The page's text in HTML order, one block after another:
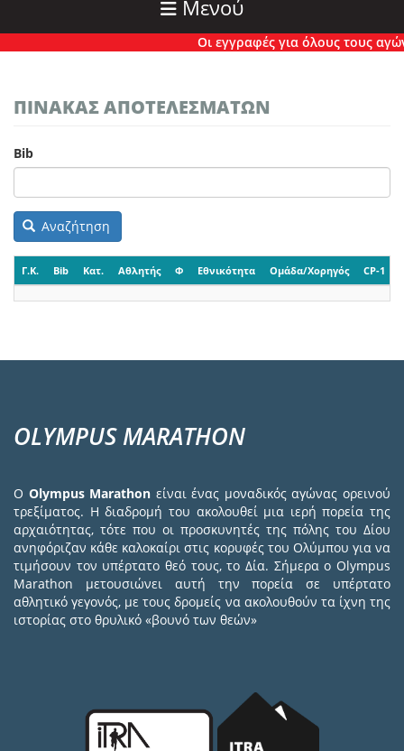
Μενού
Οι εγγραφές για όλους τους
ΠΙΝΑΚΑΣ ΑΠΟΤΕΛΕΣΜΑΤΩΝ
Bib
Αναζήτηση
Γ.Κ. Bib Κατ. Αθλητής Φ Εθνικότητα Ομάδα/Χορηγός CP-1
OLYMPUS MARATHON
Ο Olympus Marathon είναι ένας μοναδικός αγώνας ορεινού
τρεξίματος. Η διαδρομή του ακολουθεί μια ιερή πορεία της
αρχαιότητας, τότε που οι προσκυνητές της πόλης του Δίου
ανηφόριζαν κάθε καλοκαίρι στις κορυφές του Ολύμπου για να
τιμήσουν τον υπέρτατο θεό τους, το Δία. Σήμερα ο Olympus
Marathon μετουσιώνει αυτή την πορεία σε υπέρτατο
αθλητικό γεγονός, με τους δρομείς να ακολουθούν τα ίχνη της
ιστορίας στο θρυλικό «βουνό των θεών»